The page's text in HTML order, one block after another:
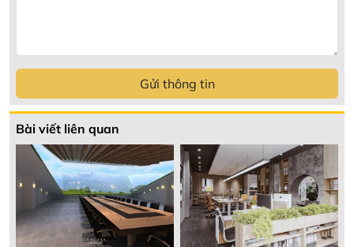
Gửi thông tin
Bài viết liên quan